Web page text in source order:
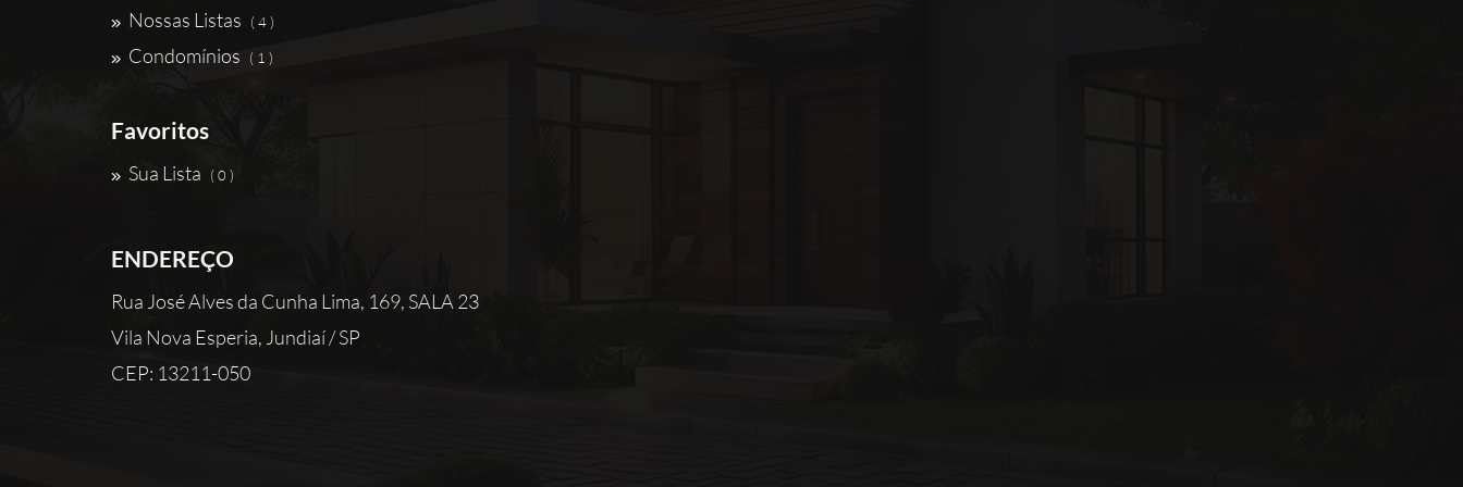
Nossas Listas ( 4 )
Condomínios ( 1 )
Favoritos
Sua Lista ( 0 )
ENDEREÇO
Rua José Alves da Cunha Lima, 169, SALA 23
Vila Nova Esperia, Jundiaí / SP
CEP: 13211-050